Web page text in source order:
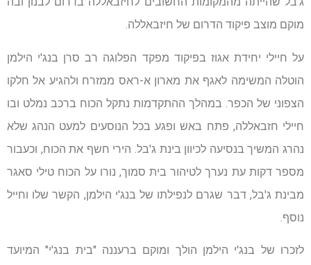
מוקם מוצב פיקוד הדרום של חיזבאללה.
על חיילי יחידת אגוז בפיקוד מפקד הפלוגה רב סרן בנג'י הילמן
הוטלה המשימה לאגף את מארון א-ראס ממזרח ולהגיע אל חלקו
הצפוני של הכפר. במהלך ההתקדמות נתקל הכוח ברכב נמלט ובו
חיילי חזבאללה, פתח באש ופגע בכל הנוסעים למעט הנהג שלא
נהרג המשיך בנסיעה לכיוון בינת ג'בל. הירי חשף את הכוח, וכעבור
מספר דקות עת נערך לטיהור בית סמוך, נורו על הכוח טילי סאגר
מבינת ג'בל, דבר שגרם לנפילתו של בנג'י הילמן, הקשר שלו וחייל
נוסף.
לזכרו של בנג'י הילמן הולך ומוקם ברעננה "בית בנג'י" המיועד